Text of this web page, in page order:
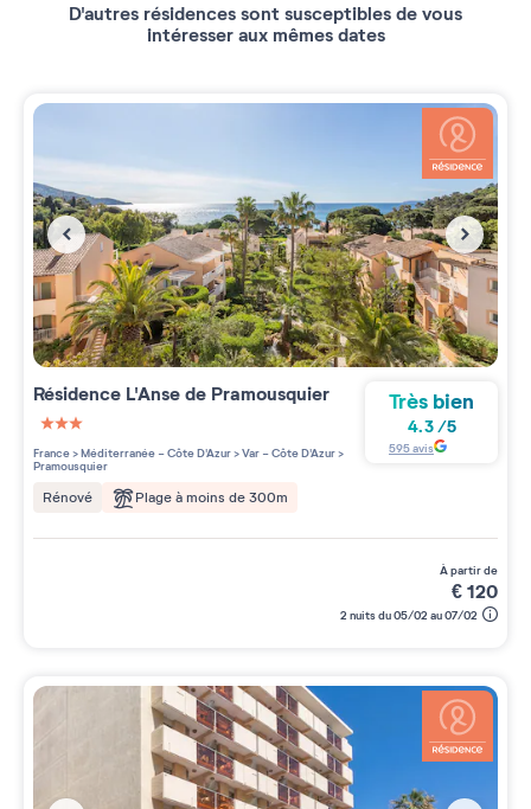
D'autres résidences sont susceptibles de vous
intéresser aux mêmes dates
Résidence L'Anse de Pramousquier
3 étoiles sur 5
France>Méditerranée - Côte D'Azur>Var - Côte D'Azur>
Pramousquier
Rénové Plage à moins de 300m
Très bien
4.3/5
595avis
à partir de
€120
2 nuits du 05/02 au 07/02